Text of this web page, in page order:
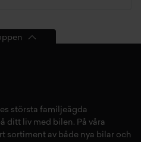
största familjeägda
ditt liv med bilen. På våra
sortiment av både nya bilar och